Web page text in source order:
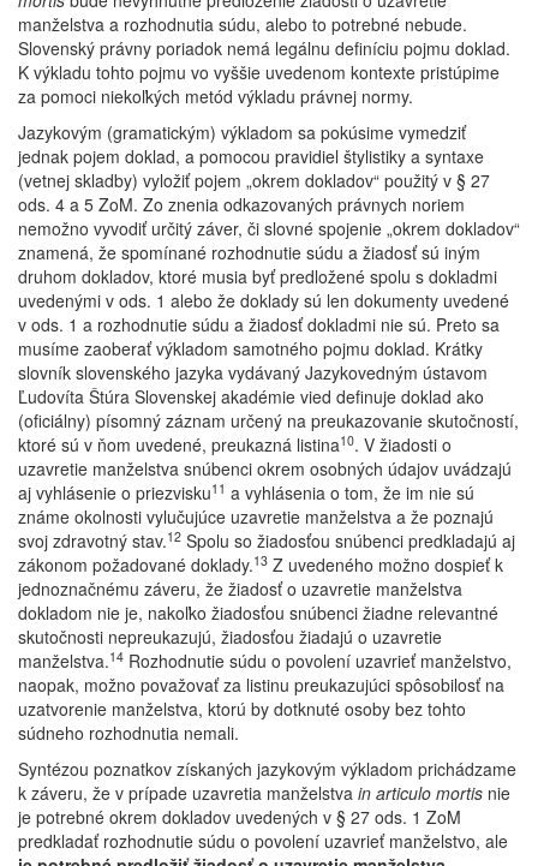
manželstva a rozhodnutia súdu, alebo to potrebné nebude.
Slovenský právny poriadok nemá legálnu definíciu pojmu doklad.
K výkladu tohto pojmu vo vyššie uvedenom kontexte pristúpime
za pomoci niekoľkých metód výkladu právnej normy.
Jazykovým (gramatickým) výkladom sa pokúsime vymedziť
jednak pojem doklad, a pomocou pravidiel štylistiky a syntaxe
(vetnej skladby) vyložiť pojem „okrem dokladov“ použitý v § 27
ods. 4 a 5 ZoM. Zo znenia odkazovaných právnych noriem
nemožno vyvodiť určitý záver, či slovné spojenie „okrem dokladov“
znamená, že spomínané rozhodnutie súdu a žiadosť sú iným
druhom dokladov, ktoré musia byť predložené spolu s dokladmi
uvedenými v ods. 1 alebo že doklady sú len dokumenty uvedené
v ods. 1 a rozhodnutie súdu a žiadosť dokladmi nie sú. Preto sa
musíme zaoberať výkladom samotného pojmu doklad. Krátky
slovník slovenského jazyka vydávaný Jazykovedným ústavom
Ľudovíta Štúra Slovenskej akadémie vied definuje doklad ako
(oficiálny) písomný záznam určený na preukazovanie skutočností,
ktoré sú v ňom uvedené, preukazná listina10. V žiadosti o
uzavretie manželstva snúbenci okrem osobných údajov uvádzajú
aj vyhlásenie o priezvisku11 a vyhlásenia o tom, že im nie sú
známe okolnosti vylučujúce uzavretie manželstva a že poznajú
svoj zdravotný stav.12 Spolu so žiadosťou snúbenci predkladajú aj
zákonom požadované doklady.13 Z uvedeného možno dospieť k
jednoznačnému záveru, že žiadosť o uzavretie manželstva
dokladom nie je, nakoľko žiadosťou snúbenci žiadne relevantné
skutočnosti nepreukazujú, žiadosťou žiadajú o uzavretie
manželstva.14 Rozhodnutie súdu o povolení uzavrieť manželstvo,
naopak, možno považovať za listinu preukazujúci spôsobilosť na
uzatvorenie manželstva, ktorú by dotknuté osoby bez tohto
súdneho rozhodnutia nemali.
Syntézou poznatkov získaných jazykovým výkladom prichádzame
k záveru, že v prípade uzavretia manželstva in articulo mortis nie
je potrebné okrem dokladov uvedených v § 27 ods. 1 ZoM
predkladať rozhodnutie súdu o povolení uzavrieť manželstvo, ale